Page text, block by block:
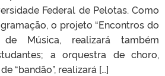
Federal de Pelotas. Como
o projeto “Encontros do
Música, realizará também
a orquestra de choro,
“bandão”, realizará […]